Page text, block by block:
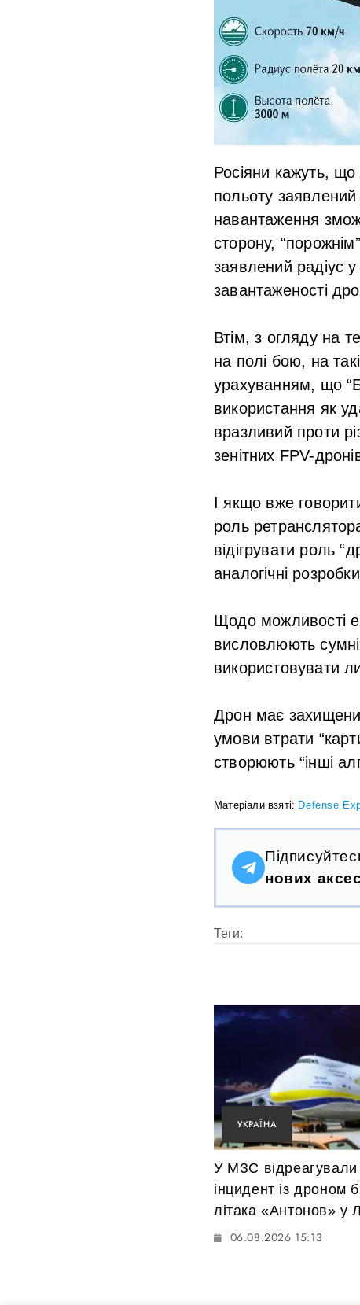
Росіяни кажуть, що
польоту
навантаження
сторону,
заявлений радіус
завантаженості
Втім, з огляду на
на полі бою, на
урахуванням, що
використання як
вразливий проти
зенітних FPV-
І якщо вже
роль
відігрувати роль
аналогічні
Щодо можливості
висловлюють
використовувати
Дрон має
умови втрати
створюють “інші
Матеріали взяті: Defense
нових
Теги:
УКРАЇНА
У МЗС відреагували
інцидент із дроном
літака «Антонов» у
06.08.2026 15:13